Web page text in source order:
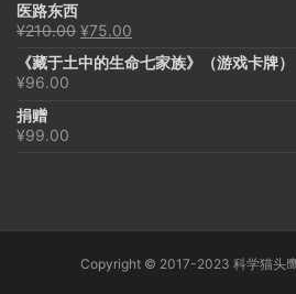
医路东西
¥210.00 原
为：
¥75.00
价
《藏于土中的生命七家族》（游戏卡牌）
¥96.00
捐赠
¥99.00
Copyright © 2017-2023 科学猫头